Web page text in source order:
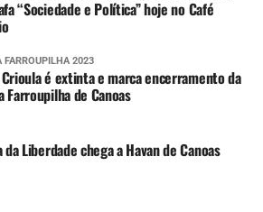
“Sociedade e Política” hoje no Café
FARROUPILHA 2023
Crioula é extinta e marca encerramento da
Farroupilha de Canoas
da Liberdade chega a Havan de Canoas